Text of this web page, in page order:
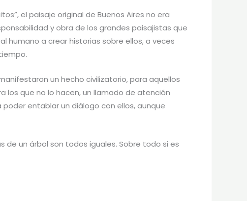
el paisaje original de Buenos Aires no era
y obra de los grandes paisajistas que
humano a crear historias sobre ellos, a veces
un hecho civilizatorio, para aquellos
los que no lo hacen, un llamado de atención
entablar un diálogo con ellos, aunque
de un árbol son todos iguales. Sobre todo si es